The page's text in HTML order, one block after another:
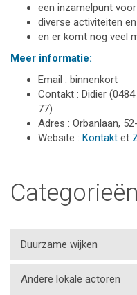
een inzamelpunt
diverse activiteiten
en er komt nog veel
Meer informatie:
Email : binnenkort
Contakt : Didier
77)
Adres : Orbanlaan,
Website : Kontakt et
Categorieën
Duurzame wijken
Andere lokale actoren